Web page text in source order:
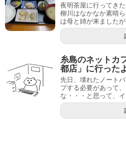
夜明茶屋に行ってき
柳川はなかなか素晴
は母と姉が来ました
糸島のネットカ
都店」に行った
先日、壊れたノート
プする必要があって
な・・・と思って、